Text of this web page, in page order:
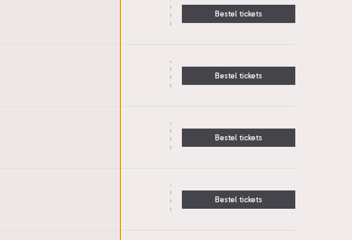
Bestel tickets
Bestel tickets
Bestel tickets
Bestel tickets